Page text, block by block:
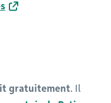
gratuitement. Il